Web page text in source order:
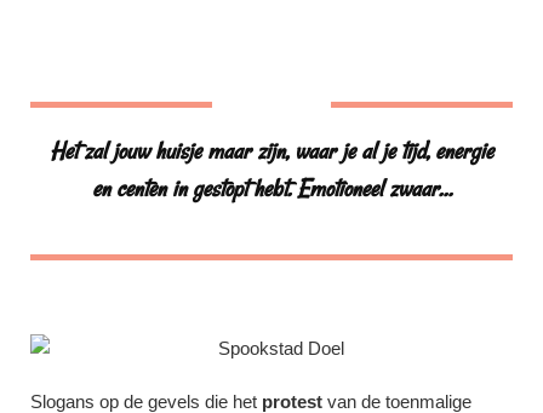
Het zal jouw huisje maar zijn, waar je al je tijd, energie
en centen in gestopt hebt. Emotioneel zwaar…
Slogans op de gevels die het protest van de toenmalige